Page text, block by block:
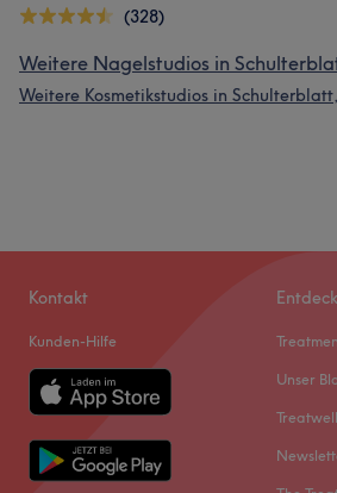
(328)
Weitere Nagelstudios in
Weitere Kosmetikstudios in
Kontakt
Kunden-Hilfe
Unser